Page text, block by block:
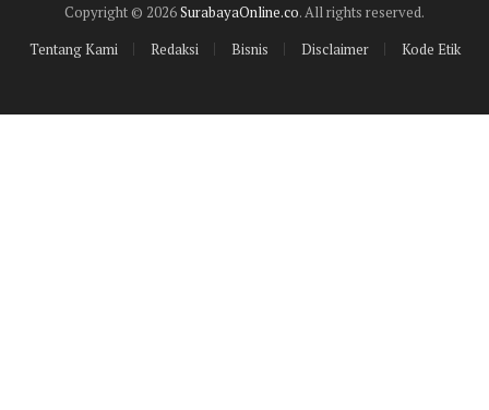
Copyright © 2026SurabayaOnline.co. All rights reserved.
Tentang Kami
Redaksi Bisnis Disclaimer Kode Etik